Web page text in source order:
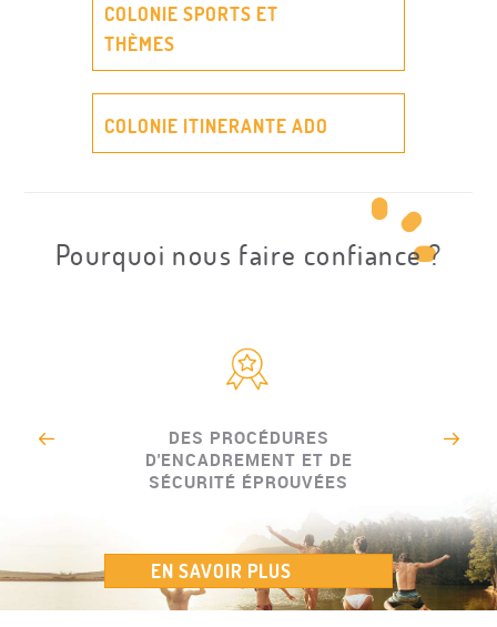
COLONIE SPORTS ET
THÈMES
COLONIE ITINERANTE ADO
Pourquoi nous faire confiance ?
DES PROCÉDURES
D'ENCADREMENT ET DE
SÉCURITÉ ÉPROUVÉES
EN SAVOIR PLUS